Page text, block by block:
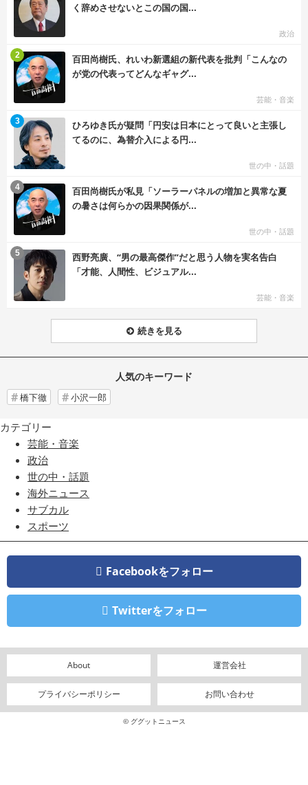
く辞めさせないとこの国の国...
政治
百田尚樹氏、れいわ新選組の新代表を批判「こんなの
が党の代表ってどんなギャグ...
芸能・音楽
2
ひろゆき氏が疑問「円安は日本にとって良いと主張し
てるのに、為替介入による円...
世の中・話題
3
百田尚樹氏が私見「ソーラーパネルの増加と異常な夏
の暑さは何らかの因果関係が...
世の中・話題
4
西野亮廣、“男の最高傑作”だと思う人物を実名告白
「才能、人間性、ビジュアル...
芸能・音楽
5
続きを見る
人気のキーワード
橋下徹 小沢一郎
カテゴリー
芸能・音楽
政治
世の中・話題
海外ニュース
サブカル
スポーツ
Facebookをフォロー
Twitterをフォロー
About 運営会社
プライバシーポリシー お問い合わせ
© ググットニュース